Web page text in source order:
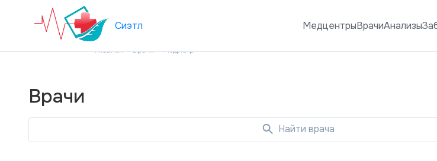
Сиэтл МедцентрыВрачиАнализы
Главная Врачи Педиатр
Врачи
Найти врача